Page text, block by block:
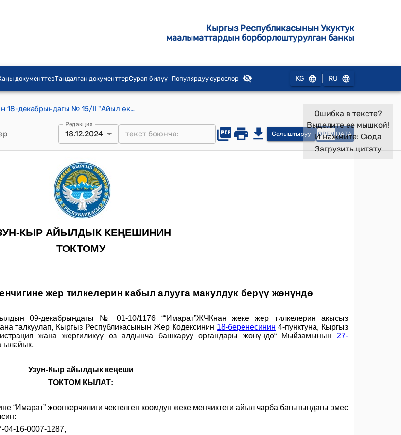
Кыргыз Республикасынын Укуктук
маалыматтардын борборлоштурулган банкы
документтерТандалган документтерСурап билүү Популярдуу суроолор KG RU
Узун-Кыр айылдык кеңешинин 2024-жылдын 18-декабрындагы № 15/II "Айыл өкмөтүнүн муниципалдык менчигине жер тилкелерин кабыл алууга макулдук берүү жөнүндө" токтому
Редакция
18.12.2024 Салыштыруу OPEN DATA
Ошибка в тексте?
Выделите ее мышкой!
И нажмите: Сюда
Загрузить цитату